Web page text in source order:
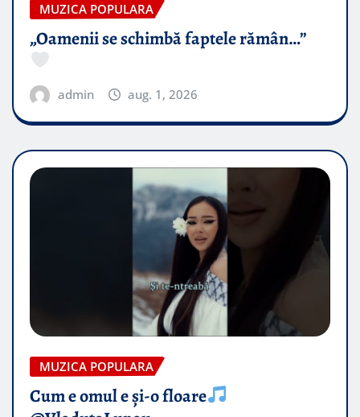
MUZICA POPULARA
„Oamenii se schimbă faptele rămân…”
admin aug. 1, 2026
MUZICA POPULARA
Cum e omul e și-o floare